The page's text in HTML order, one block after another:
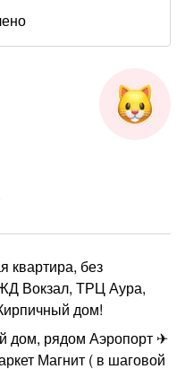
квартира, без
Вокзал, ТРЦ Аура,
дом!
дом, рядом Аэропорт ✈
Магнит ( в шаговой